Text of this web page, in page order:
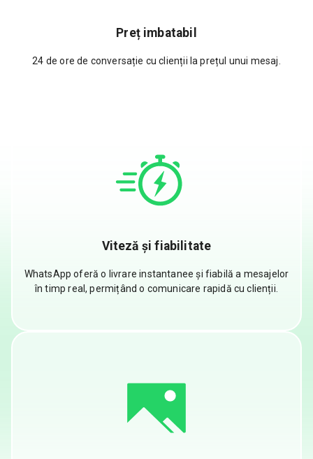
Preț imbatabil
24 de ore de conversație cu clienții la prețul unui mesaj.
Viteză și fiabilitate
WhatsApp oferă o livrare instantanee și fiabilă a mesajelor
în timp real, permițând o comunicare rapidă cu clienții.